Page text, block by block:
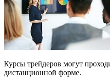
Курсы трейдеров могут
дистанционной форме.